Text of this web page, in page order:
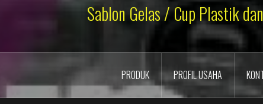
Sablon Gelas / Cup Plastik
PRODUK PROFIL USAHA